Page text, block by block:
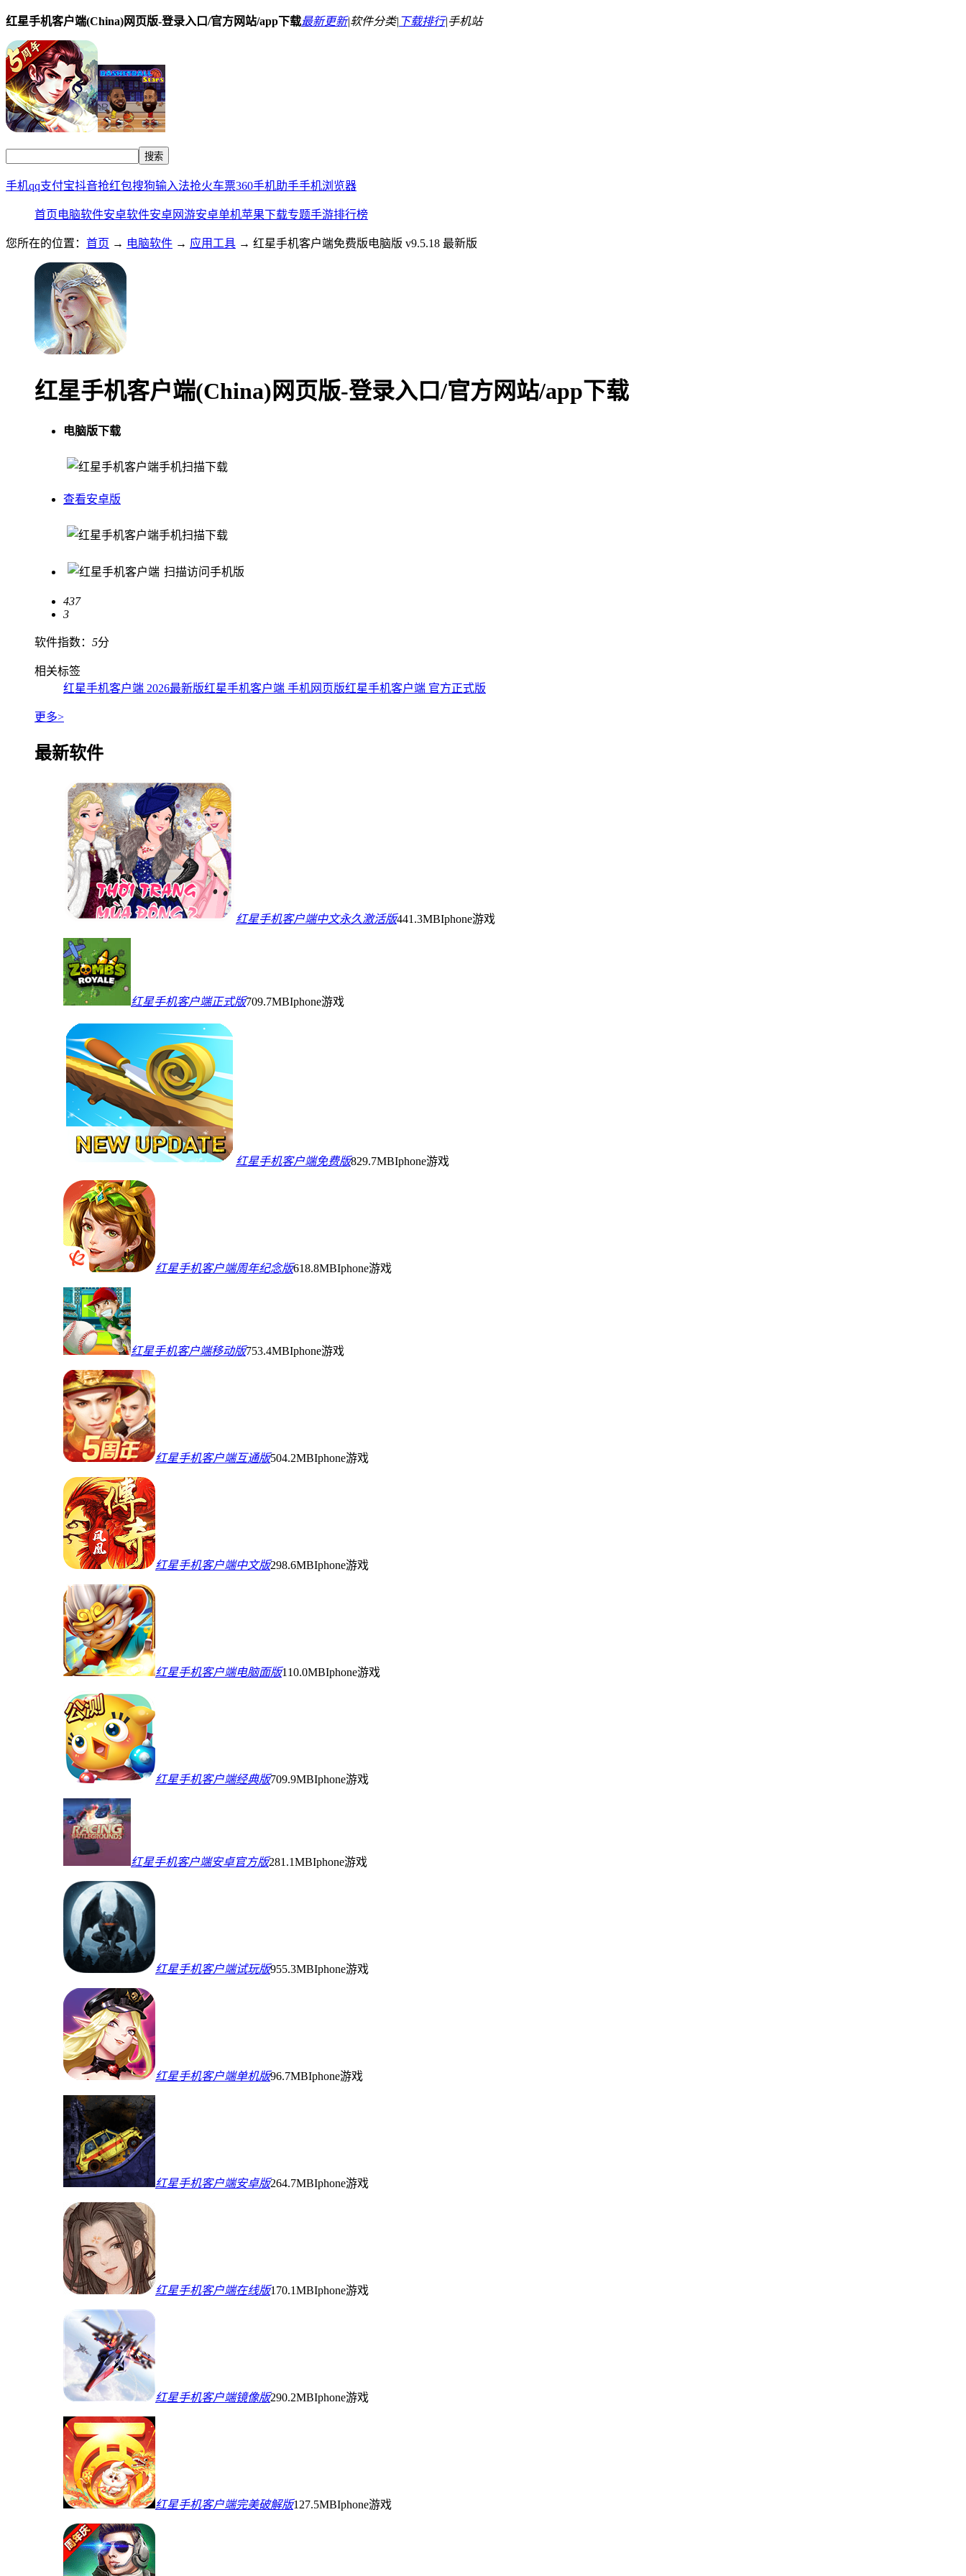
红星手机客户端(China)网页版-登录入口/官方网站/app下载最新更新|软件分类| 下载排行|手机站
手机qq支付宝抖音抢红包搜狗输入法抢火车票360手机助手手机浏览器
首页电脑软件安卓软件安卓网游安卓单机苹果下载专题手游排行榜
您所在的位置： 首页 → 电脑软件 → 应用工具 → 红星手机客户端免费版电脑版 v9.5.18 最新版
红星手机客户端(China)网页版-登录入口/官方网站/app下载
电脑版下载
手机扫描下载
查看安卓版
手机扫描下载
扫描访问手机版
437
3
软件指数： 5分
相关标签
红星手机客户端 2026最新版红星手机客户端 手机网页版红星手机客户端 官方正式版
更多>
最新软件
红星手机客户端中文永久激活版441.3MBIphone游戏
红星手机客户端正式版709.7MBIphone游戏
红星手机客户端免费版829.7MBIphone游戏
红星手机客户端周年纪念版618.8MBIphone游戏
红星手机客户端移动版753.4MBIphone游戏
红星手机客户端互通版504.2MBIphone游戏
红星手机客户端中文版298.6MBIphone游戏
红星手机客户端电脑面版110.0MBIphone游戏
红星手机客户端经典版709.9MBIphone游戏
红星手机客户端安卓官方版281.1MBIphone游戏
红星手机客户端试玩版955.3MBIphone游戏
红星手机客户端单机版96.7MBIphone游戏
红星手机客户端安卓版264.7MBIphone游戏
红星手机客户端在线版170.1MBIphone游戏
红星手机客户端镜像版290.2MBIphone游戏
红星手机客户端完美破解版127.5MBIphone游戏